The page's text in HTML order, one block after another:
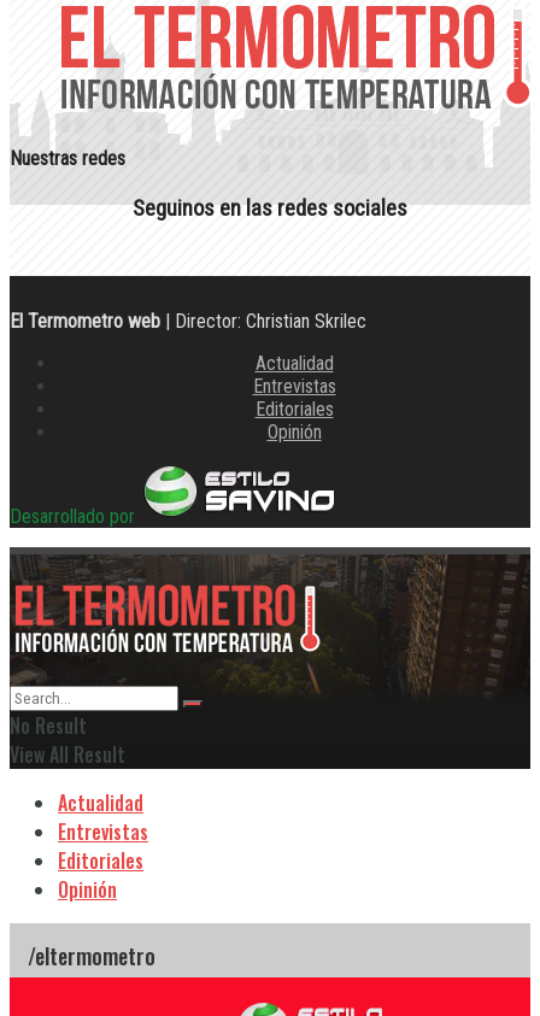
Nuestras redes
Seguinos en las redes sociales
El Termometro web | Director: Christian Skrilec
Actualidad
Entrevistas
Editoriales
Opinión
Desarrollado por
No Result
View All Result
Actualidad
Entrevistas
Editoriales
Opinión